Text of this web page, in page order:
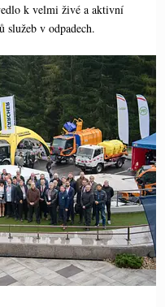
k velmi živé a aktivní
služeb v odpadech.